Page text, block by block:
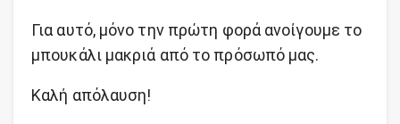
Για αυτό, μόνο την πρώτη φορά ανοίγουμε το
μπουκάλι μακριά από το πρόσωπό μας.
Καλή απόλαυση!